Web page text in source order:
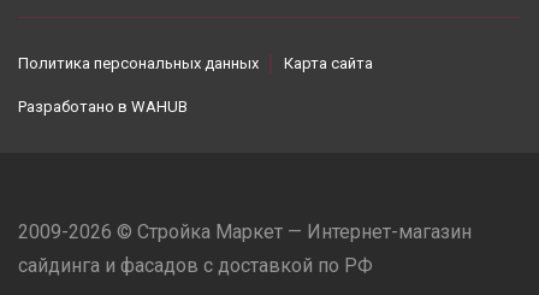
Политика персональных данных Карта сайта
Разработано в WAHUB
2009-2026 © Стройка Маркет — Интернет-магазин
сайдинга и фасадов с доставкой по РФ